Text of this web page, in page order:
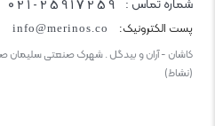
شماره تماس : 021-25917259
پست الکترونیک: info@merinos.co
(نشاط)